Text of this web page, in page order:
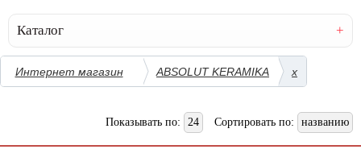
Каталог
Интернет магазин ABSOLUT KERAMIKA x
Показывать по: 24 Сортировать по: названию